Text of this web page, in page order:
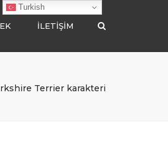
İLETIŞIM
Terrier karakteri
Turkish